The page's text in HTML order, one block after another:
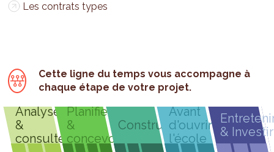
Les contrats types
Cette ligne du temps vous accompagne à
chaque étape de votre projet.
Analyser
&
consulter
Planifier
&
concevoir
Construire
Avant
d'ouvrir
l'école
& Investir